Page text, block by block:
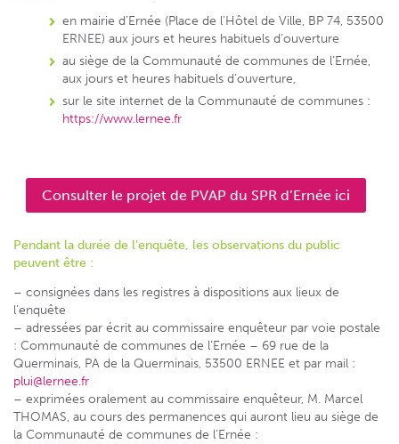
en mairie d’Ernée (Place de l’Hôtel de Ville, BP 74, 53500
ERNEE) aux jours et heures habituels d’ouverture
au siège de la Communauté de communes de l’Ernée,
aux jours et heures habituels d’ouverture,
sur le site internet de la Communauté de communes :
https://www.lernee.fr
Consulter le projet de PVAP du SPR d’Ernée ici
Pendant la durée de l’enquête, les observations du public
peuvent être :
– consignées dans les registres à dispositions aux lieux de
l’enquête
– adressées par écrit au commissaire enquêteur par voie postale
: Communauté de communes de l’Ernée – 69 rue de la
Querminais, PA de la Querminais, 53500 ERNEE et par mail :
plui@lernee.fr
– exprimées oralement au commissaire enquêteur, M. Marcel
THOMAS, au cours des permanences qui auront lieu au siège de
la Communauté de communes de l’Ernée :